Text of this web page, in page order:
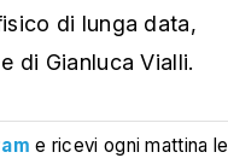
di lunga data,
di Gianluca Vialli.
e ricevi ogni mattina le